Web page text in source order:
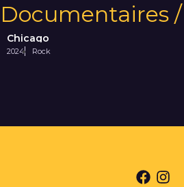
Documentaires
Chicago
2024 Rock